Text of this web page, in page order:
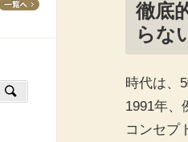
徹底
らな
時代は、
1991年、
コンセプ